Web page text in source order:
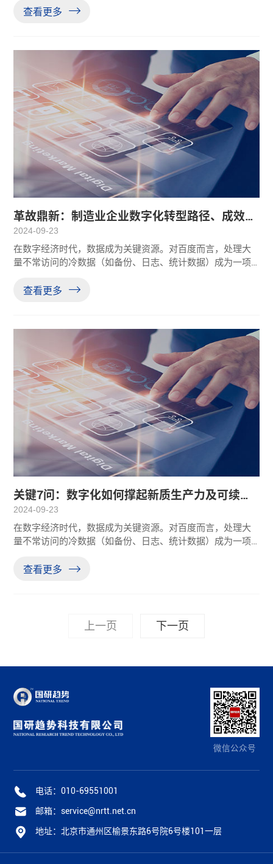
供安全防范与应急准备、监测与预警、处置与救援等专用产
查看更多
革故鼎新：制造业企业数字化转型路径、成效与
挑战
2024-09-23
在数字经济时代，数据成为关键资源。对百度而言，处理大
量不常访问的冷数据（如备份、日志、统计数据）成为一项
云存档冷数据的理想解决方案。按照百度的数据保留政策，
查看更多
关键7问：数字化如何撑起新质生产力及可续发
展之重任？
2024-09-23
在数字经济时代，数据成为关键资源。对百度而言，处理大
量不常访问的冷数据（如备份、日志、统计数据）成为一项
云存档冷数据的理想解决方案。按照百度的数据保留政策，
查看更多
上一页 下一页
微信公众号
电话：010-69551001
邮箱：service@nrtt.net.cn
地址：北京市通州区榆景东路6号院6号楼101一层